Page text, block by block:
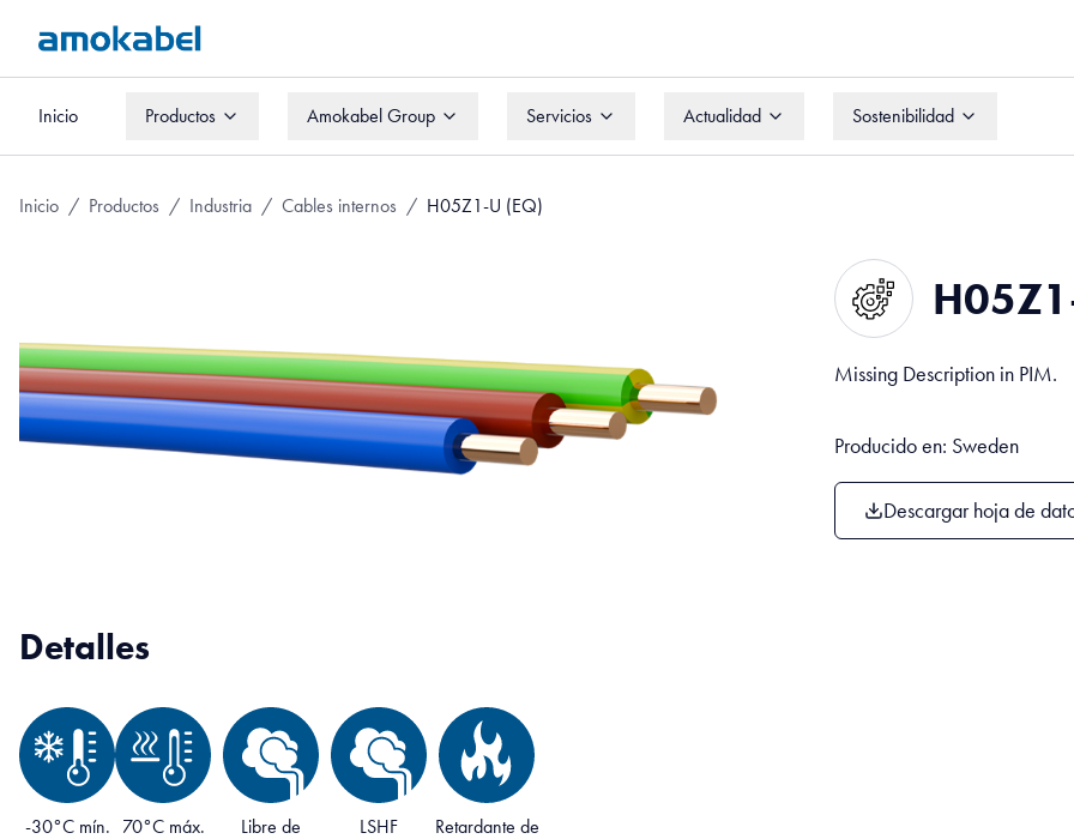
Inicio Productos Amokabel Group Servicios Actualidad Sostenibilidad
Productos
Inicio / Productos / Industria / Cables internos / H05Z1-U (EQ)
Missing Description in PIM.
Producido en: Sweden
Descargar hoja de
Detalles
-30°C mín. 70°C máx.
Libre de
LSHF
Retardante de